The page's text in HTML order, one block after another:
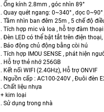
. Ống kính 2.8mm , góc nhìn 89°
. Quay quét ngang: 0~340° , dọc
. Tầm nhìn ban đêm 25m , 5 chế độ
. Tích hợp mic và loa , hỗ trợ đàm
. Đèn LED có thể bật tắt trên điện
. Báo động chủ động bằng còi hú
. Tích hợp IMOU SENSE , phát hiện
. Hỗ trợ thẻ nhớ 256GB
. Kết nối WIFI (2.4GHz), Hỗ trợ ONVIF
. Nguồn cấp : AC100-240V , Đuôi đèn
. Chất liệu nhựa
+ kim loại
. Sử dụng trong nhà